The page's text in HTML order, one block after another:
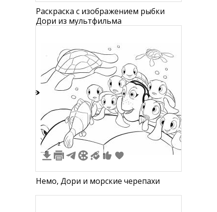
Раскраска с изображением рыбки
Дори из мультфильма
2
Немо, Дори и морские черепахи